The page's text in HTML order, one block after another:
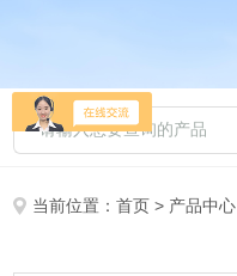
当前位置：首页 > 产品中心